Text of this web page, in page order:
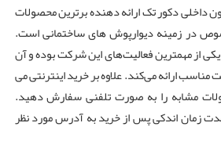
داخلی دکور تک ارائه دهنده برترین محصولات
در زمینه دیوارپوش های ساختمانی است.
یکی از مهمترین فعالیت‌های این شرکت بوده و آن
مناسب ارائه می‌کند. علاوه بر خرید اینترنتی می
مشابه را به صورت تلفنی سفارش دهید.
زمان اندکی پس از خرید به آدرس مورد نظر